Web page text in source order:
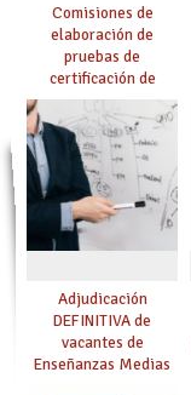
Comisiones de
elaboración de
pruebas de
certificación de
competencia
lingüística: publicada
resolución definitiva
Adjudicación
DEFINITIVA de
vacantes de
Enseñanzas Medias